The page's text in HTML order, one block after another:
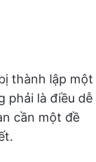
thành lập một
phải là điều dễ
cần một đề